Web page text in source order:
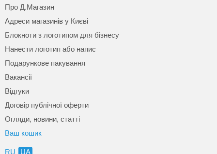
Про Д.Магазин
Адреси магазинів у Києві
Блокноти з логотипом для бізнесу
Нанести логотип або напис
Подарункове пакування
Вакансії
Відгуки
Договір публічної оферти
Огляди, новини, статті
Ваш кошик
RU UA